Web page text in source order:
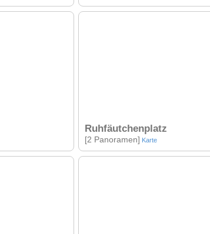
Ruhfäutchenplatz
[2 Panoramen] Karte